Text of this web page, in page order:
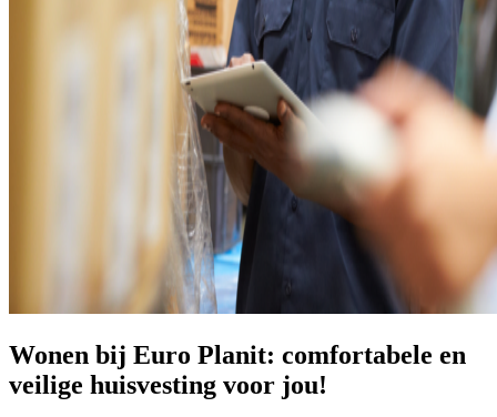
Wonen bij Euro Planit: comfortabele en
veilige huisvesting voor jou!